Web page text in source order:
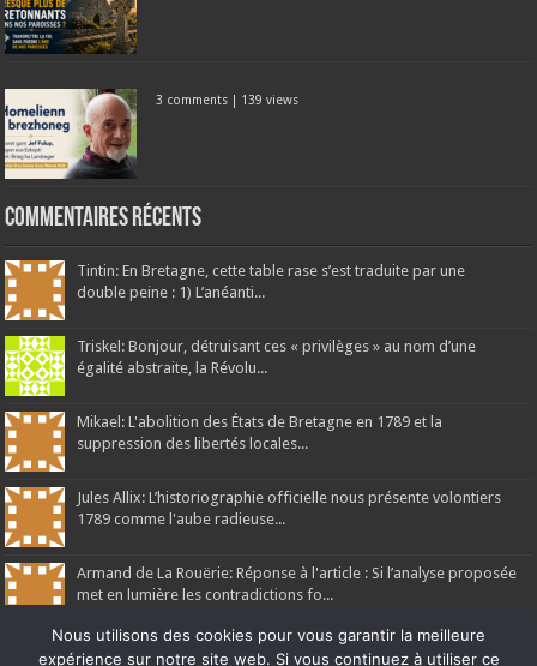
3 comments | 139 views
Commentaires récents
Tintin: En Bretagne, cette table rase s’est traduite par une
double peine : 1) L’anéanti...
Triskel: Bonjour, détruisant ces « privilèges » au nom d’une
égalité abstraite, la Révolu...
Mikael: L'abolition des États de Bretagne en 1789 et la
suppression des libertés locales...
Jules Allix: L’historiographie officielle nous présente volontiers
1789 comme l'aube radieuse...
Armand de La Rouërie: Réponse à l'article : Si l’analyse proposée
met en lumière les contradictions fo...
Nous utilisons des cookies pour vous garantir la meilleure
expérience sur notre site web. Si vous continuez à utiliser ce